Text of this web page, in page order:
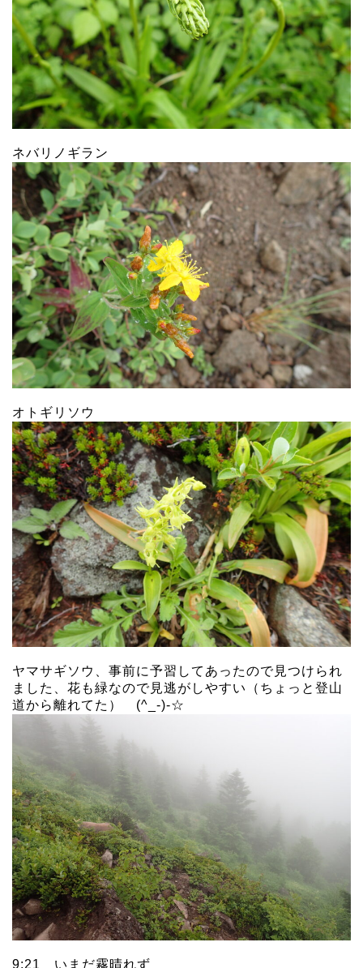
ネバリノギラン
オトギリソウ
ヤマサギソウ、事前に予習してあったので見つけられ
ました、花も緑なので見逃がしやすい（ちょっと登山
道から離れてた） (^_-)-☆
9:21 いまだ霧晴れず